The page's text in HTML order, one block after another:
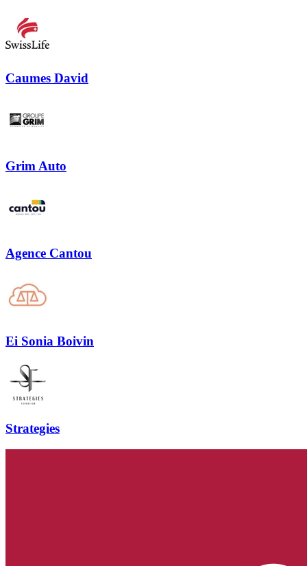
Caumes David
Grim Auto
Agence Cantou
Ei Sonia Boivin
Strategies